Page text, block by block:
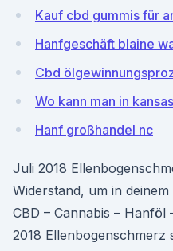
Kauf cbd gummis für
Hanfgeschäft blaine
Cbd
Wo kann man in
Hanf großhandel nc
Juli 2018
Widerstand, um in
CBD – Cannabis –
2018 Ellenbogenschmerz